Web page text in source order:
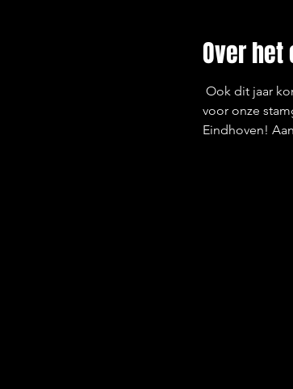
Over
Ook dit jaar
voor onze
Eindhoven!